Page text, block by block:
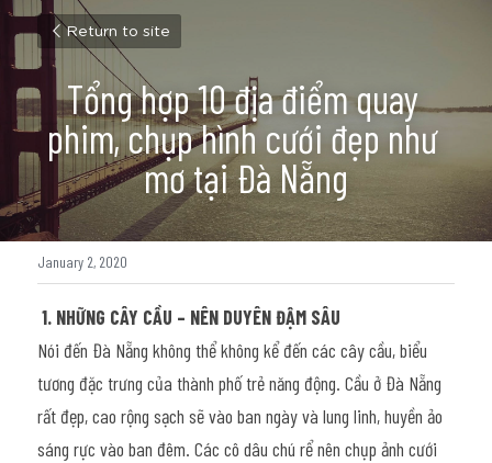
Return to site
Tổng hợp 10 địa điểm quay
phim, chụp hình cưới đẹp như
mơ tại Đà Nẵng
January 2, 2020
1. NHỮNG CÂY CẦU – NÊN DUYÊN ĐẬM SÂU
Nói đến Đà Nẵng không thể không kể đến các cây cầu, biểu
tương đặc trưng của thành phố trẻ năng động. Cầu ở Đà Nẵng
rất đẹp, cao rộng sạch sẽ vào ban ngày và lung linh, huyền ảo
sáng rực vào ban đêm. Các cô dâu chú rể nên chụp ảnh cưới